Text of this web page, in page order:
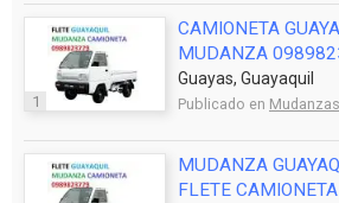
1
CAMIONETA
MUDANZA
Guayas, Guayaquil
Publicado en
MUDANZA
FLETE CAMIONETA